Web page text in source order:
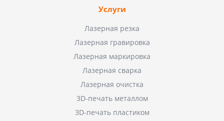
Услуги
Лазерная резка
Лазерная гравировка
Лазерная маркировка
Лазерная сварка
Лазерная очистка
3D-печать металлом
3D-печать пластиком